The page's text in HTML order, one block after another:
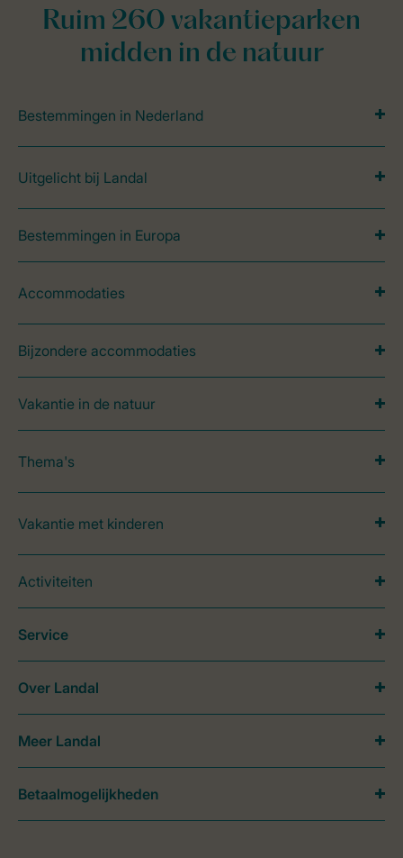
Ruim 260 vakantieparken
midden in de natuur
Bestemmingen in Nederland
Uitgelicht bij Landal
Bestemmingen in Europa
Accommodaties
Bijzondere accommodaties
Vakantie in de natuur
Thema's
Vakantie met kinderen
Activiteiten
Service
Over Landal
Meer Landal
Betaalmogelijkheden